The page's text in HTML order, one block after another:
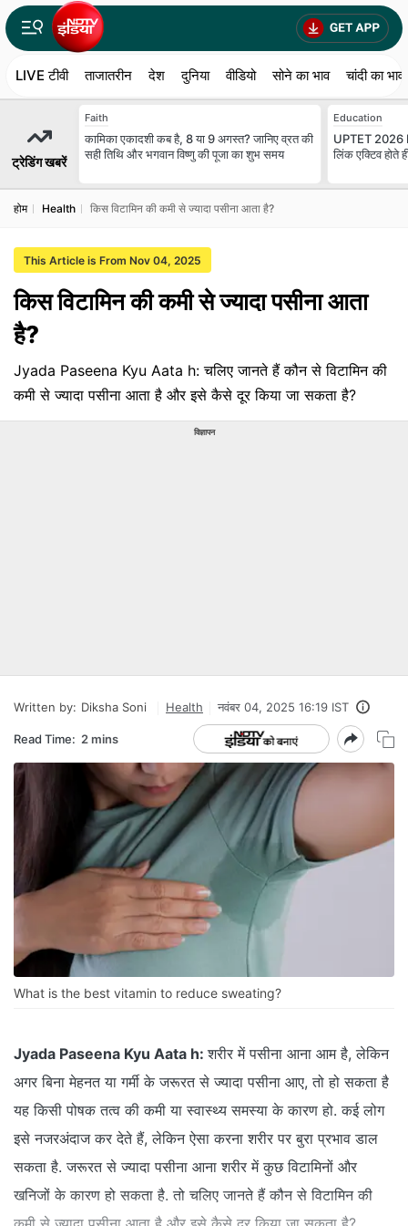
LIVE टीवी ताजातरीन देश दुनिया वीडियो सोने का भाव चांदी का भाव
ट्रेडिंग खबरें
Faith
कामिका एकादशी कब है, 8 या 9 अगस्त? जानिए व्रत की
सही तिथि और भगवान विष्णु की पूजा का शुभ समय
Education
UPTET 2026
लिंक एक्टिव होते
होम Health किस विटामिन की कमी से ज्यादा पसीना आता है?
This Article is From Nov 04, 2025
किस विटामिन की कमी से ज्यादा पसीना आता
है?
Jyada Paseena Kyu Aata h: चलिए जानते हैं कौन से विटामिन की
कमी से ज्यादा पसीना आता है और इसे कैसे दूर किया जा सकता है?
विज्ञापन
Written by: Diksha Soni Health नवंबर 04, 2025 16:19 IST
Read Time: 2 mins
What is the best vitamin to reduce sweating?
Jyada Paseena Kyu Aata h:शरीर में पसीना आना आम है, लेकिन
अगर बिना मेहनत या गर्मी के जरूरत से ज्यादा पसीना आए, तो हो सकता है
यह किसी पोषक तत्व की कमी या स्वास्थ्य समस्या के कारण हो. कई लोग
इसे नजरअंदाज कर देते हैं, लेकिन ऐसा करना शरीर पर बुरा प्रभाव डाल
सकता है. जरूरत से ज्यादा पसीना आना शरीर में कुछ विटामिनों और
खनिजों के कारण हो सकता है. तो चलिए जानते हैं कौन से विटामिन की